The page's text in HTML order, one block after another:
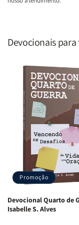
Devocionais
Promoção
Devocional Quarto de
Isabelle S. Alves